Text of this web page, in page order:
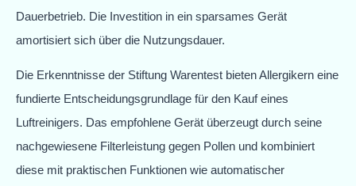
Dauerbetrieb. Die Investition in ein sparsames Gerät
amortisiert sich über die Nutzungsdauer.
Die Erkenntnisse der Stiftung Warentest bieten Allergikern eine
fundierte Entscheidungsgrundlage für den Kauf eines
Luftreinigers. Das empfohlene Gerät überzeugt durch seine
nachgewiesene Filterleistung gegen Pollen und kombiniert
diese mit praktischen Funktionen wie automatischer